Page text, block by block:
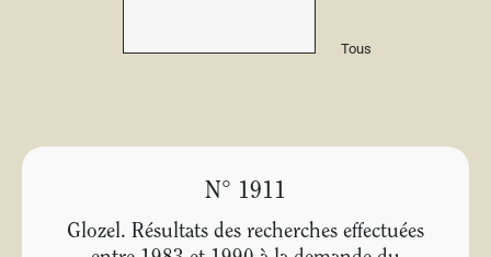
Tous
N° 1911
Glozel. Résultats des recherches effectuées